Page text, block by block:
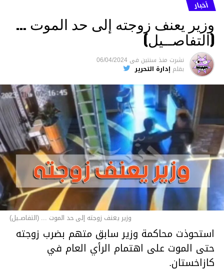
أخبار
وزير يعنف زوجته إلى حد الموت …
(التفاصــيل)
نشرت منذ سنتين فى 06/04/2024
بقلم إدارة التحرير
وزير يعنف زوجته إلى حد الموت ... (التفاصــيل)
استحوذت محاكمة وزير سابق متهم بضرب زوجته
حتى الموت على اهتمام الرأي العام في
كازاخستان.